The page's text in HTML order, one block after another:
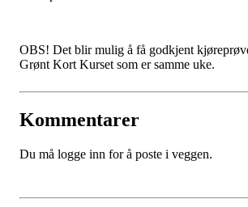
OBS! Det blir mulig å få godkjent
Grønt Kort Kurset som er samme uke.
Kommentarer
Du må logge inn for å poste i veggen.